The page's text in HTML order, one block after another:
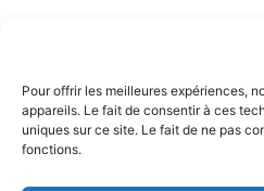
Pour offrir les meilleures expériences,
appareils. Le fait de consentir à ces
uniques sur ce site. Le fait de ne pas
fonctions.